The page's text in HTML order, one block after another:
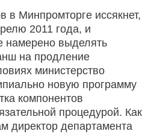
в Минпромторге иссякнет,
2011 года, и
намерено выделять
на продление
министерство
новую программу
компонентов
процедурой. Как
директор департамента